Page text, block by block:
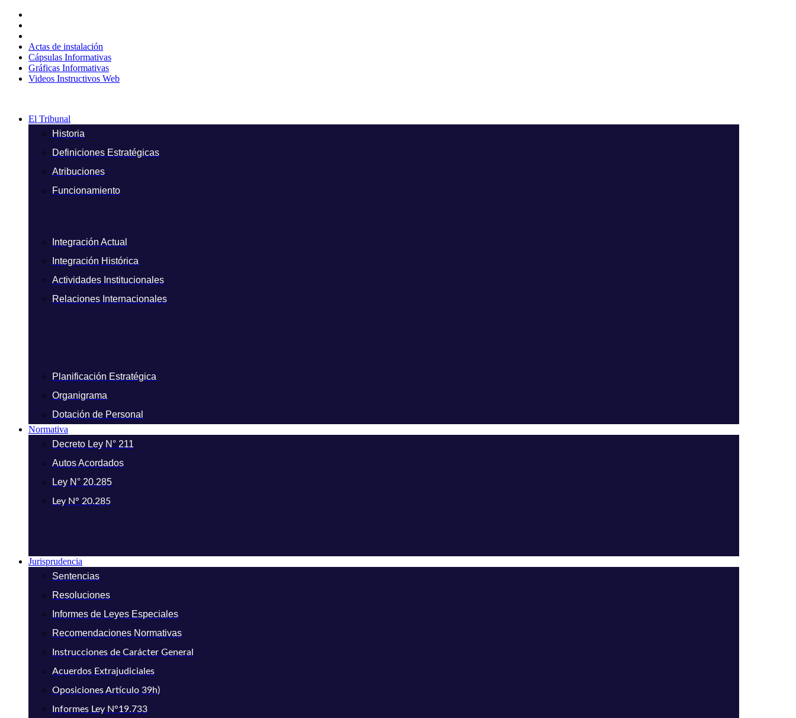
contenido
Actas de instalación
Cápsulas Informativas
Gráficas Informativas
Videos Instructivos Web
El Tribunal
Historia
Definiciones Estratégicas
Atribuciones
Funcionamiento
Integración Actual
Integración Histórica
Actividades Institucionales
Relaciones Internacionales
Planificación Estratégica
Organigrama
Dotación de Personal
Normativa
Decreto Ley N° 211
Autos Acordados
Ley N° 20.285
Ley N° 20.285
Jurisprudencia
Sentencias
Resoluciones
Informes de Leyes Especiales
Recomendaciones Normativas
Instrucciones de Carácter General
Acuerdos Extrajudiciales
Oposiciones Artículo 39h)
Informes Ley N°19.733